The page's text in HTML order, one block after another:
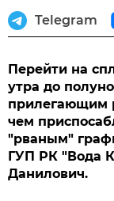
Telegram
Перейти на
утра до
прилегающим
чем
"рваным"
ГУП РК "Вода
Данилович.